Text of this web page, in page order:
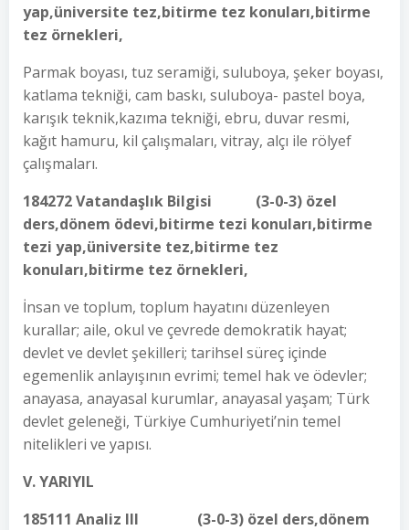
yap,üniversite tez,bitirme tez konuları,bitirme
tez örnekleri,
Parmak boyası, tuz seramiği, suluboya, şeker boyası,
katlama tekniği, cam baskı, suluboya- pastel boya,
karışık teknik,kazıma tekniği, ebru, duvar resmi,
kağıt hamuru, kil çalışmaları, vitray, alçı ile rölyef
çalışmaları.
184272 Vatandaşlık Bilgisi (3-0-3) özel
ders,dönem ödevi,bitirme tezi konuları,bitirme
tezi yap,üniversite tez,bitirme tez
konuları,bitirme tez örnekleri,
İnsan ve toplum, toplum hayatını düzenleyen
kurallar; aile, okul ve çevrede demokratik hayat;
devlet ve devlet şekilleri; tarihsel süreç içinde
egemenlik anlayışının evrimi; temel hak ve ödevler;
anayasa, anayasal kurumlar, anayasal yaşam; Türk
devlet geleneği, Türkiye Cumhuriyeti’nin temel
nitelikleri ve yapısı.
V. YARIYIL
185111 Analiz III (3-0-3) özel ders,dönem